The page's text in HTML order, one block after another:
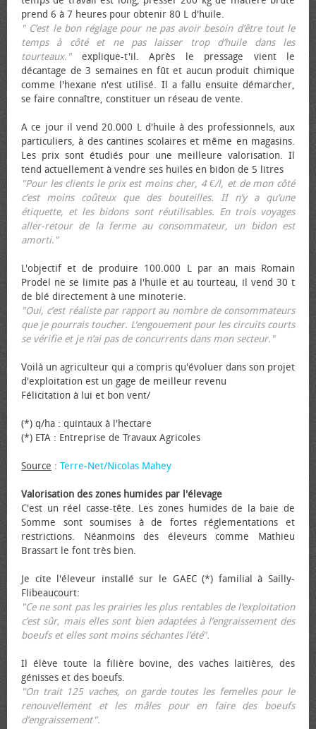
prend 6 à 7 heures pour obtenir 80 L d'huile.
" C’est le bon réglage pour ne pas avoir besoin d’être tout le
temps à côté et ne pas laisser trop d’huile dans les
tourteaux."explique-t'il. Après le pressage vient le
décantage de 3 semaines en fût et aucun produit chimique
comme l'hexane n'est utilisé. Il a fallu ensuite démarcher,
se faire connaître, constituer un réseau de vente.
A ce jour il vend 20.000 L d'huile à des professionnels, aux
particuliers, à des cantines scolaires et même en magasins.
Les prix sont étudiés pour une meilleure valorisation. Il
tend actuellement à vendre ses huiles en bidon de 5 litres
"Pour les clients le prix est moins cher, 4 €/l, et de mon côté
c’est moins coûteux que des bouteilles. II n’y a qu’une
étiquette, et les bidons sont réutilisables. En trois voyages
aller-retour de la ferme au consommateur, un bidon est
amorti."
L'objectif et de produire 100.000 L par an mais Romain
Prodel ne se limite pas à l'huile et au tourteau, il vend 30 t
de blé directement à une minoterie.
"Oui, c’est réaliste par rapport au nombre de consommateurs
que je pourrais toucher. L’engouement pour les circuits courts
se vérifie et je n’ai pas de concurrents dans mon secteur."
Voilà un agriculteur qui a compris qu'évoluer dans son projet
d'exploitation est un gage de meilleur revenu
Félicitation à lui et bon vent/
(*) q/ha : quintaux à l'hectare
(*) ETA : Entreprise de Travaux Agricoles
Source : Terre-Net/Nicolas Mahey
Valorisation des zones humides par l'élevage
C'est un réel casse-tête. Les zones humides de la baie de
Somme sont soumises à de fortes réglementations et
restrictions. Néanmoins des éleveurs comme Mathieu
Brassart le font très bien.
Je cite l'éleveur installé sur le GAEC (*) familial à Sailly-
Flibeaucourt:
"Ce ne sont pas les prairies les plus rentables de l’exploitation
c’est sûr, mais elles sont bien adaptées à l’engraissement des
bœufs et elles sont moins séchantes l’été".
Il élève toute la filière bovine, des vaches laitières, des
génisses et des bœufs.
"On trait 125 vaches, on garde toutes les femelles pour le
renouvellement et les mâles pour en faire des bœufs
d’engraissement".